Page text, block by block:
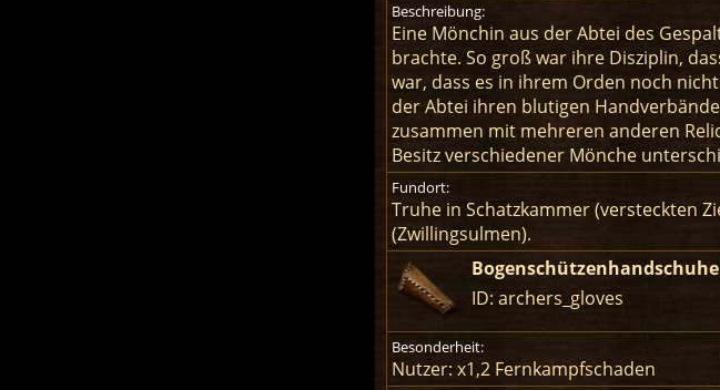
Beschreibung:
Eine Mönchin aus der Abtei des
brachte. So groß war ihre Disziplin,
war, dass es in ihrem Orden noch
der Abtei ihren blutigen
zusammen mit mehreren anderen
Besitz verschiedener Mönche
Fundort:
Truhe in Schatzkammer (versteckten
(Zwillingsulmen).
Bogenschützenhandschuhe
ID: archers_gloves
Besonderheit:
Nutzer: x1,2 Fernkampfschaden